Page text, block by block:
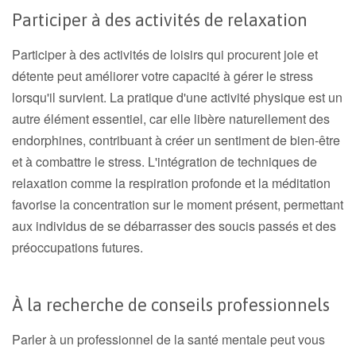
Participer à des activités de relaxation
Participer à des activités de loisirs qui procurent joie et
détente peut améliorer votre capacité à gérer le stress
lorsqu'il survient. La pratique d'une activité physique est un
autre élément essentiel, car elle libère naturellement des
endorphines, contribuant à créer un sentiment de bien-être
et à combattre le stress. L'intégration de techniques de
relaxation comme la respiration profonde et la méditation
favorise la concentration sur le moment présent, permettant
aux individus de se débarrasser des soucis passés et des
préoccupations futures.
À la recherche de conseils professionnels
Parler à un professionnel de la santé mentale peut vous